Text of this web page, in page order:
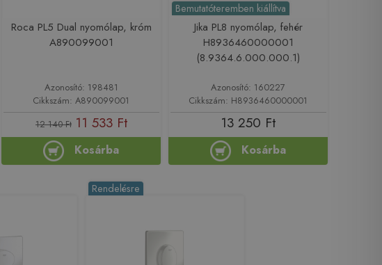
Roca PL5 Dual nyomólap, króm
A890099001
Azonosító: 198481
Cikkszám: A890099001
12 140 Ft 11 533 Ft
Kosárba
Bemutatóteremben kiállítva
Jika PL8 nyomólap, fehér
H8936460000001
(8.9364.6.000.000.1)
Azonosító: 160227
Cikkszám: H8936460000001
13 250 Ft
Kosárba
Rendelésre